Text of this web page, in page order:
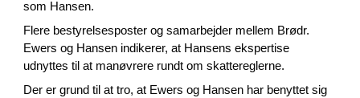
som Hansen.
Flere bestyrelsesposter og samarbejder mellem Brødr.
Ewers og Hansen indikerer, at Hansens ekspertise
udnyttes til at manøvrere rundt om skattereglerne.
Der er grund til at tro, at Ewers og Hansen har benyttet sig